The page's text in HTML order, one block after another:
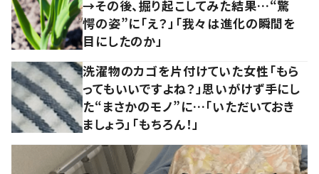
→その後、掘り起こしてみた結果…“驚
愕の姿”に「え？」「我々は進化の瞬間を
目にしたのか」
洗濯物のカゴを片付けていた女性「もら
ってもいいですよね？」思いがけず手にし
た“まさかのモノ”に…「いただいておき
ましょう」「もちろん！」